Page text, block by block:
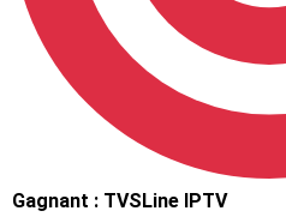
Gagnant : TVSLine IPTV